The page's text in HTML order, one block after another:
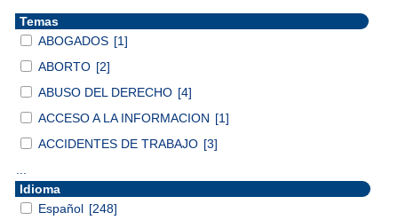
Temas
ABOGADOS [1]
ABORTO [2]
ABUSO DEL DERECHO [4]
ACCESO A LA INFORMACION [1]
ACCIDENTES DE TRABAJO [3]
Idioma
Español [248]